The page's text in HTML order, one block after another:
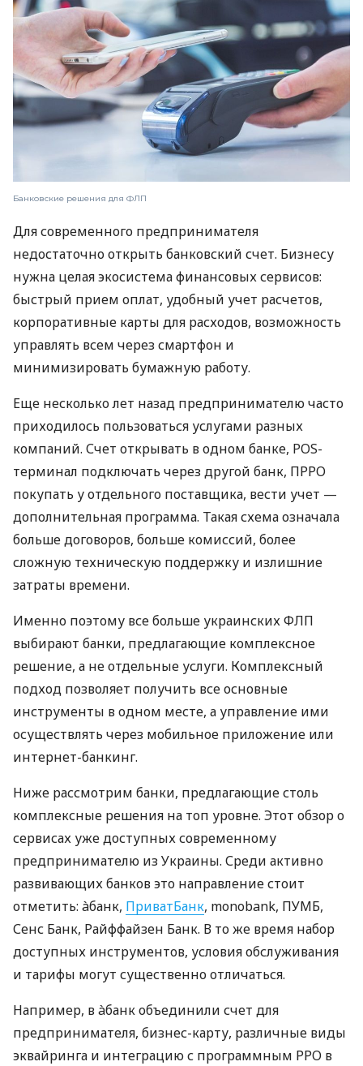
Банковские решения для ФЛП
Для современного предпринимателя
недостаточно открыть банковский счет. Бизнесу
нужна целая экосистема финансовых сервисов:
быстрый прием оплат, удобный учет расчетов,
корпоративные карты для расходов, возможность
управлять всем через смартфон и
минимизировать бумажную работу.
Еще несколько лет назад предпринимателю часто
приходилось пользоваться услугами разных
компаний. Счет открывать в одном банке, POS-
терминал подключать через другой банк, ПРРО
покупать у отдельного поставщика, вести учет —
дополнительная программа. Такая схема означала
больше договоров, больше комиссий, более
сложную техническую поддержку и излишние
затраты времени.
Именно поэтому все больше украинских ФЛП
выбирают банки, предлагающие комплексное
решение, а не отдельные услуги. Комплексный
подход позволяет получить все основные
инструменты в одном месте, а управление ими
осуществлять через мобильное приложение или
интернет-банкинг.
Ниже рассмотрим банки, предлагающие столь
комплексные решения на топ уровне. Этот обзор о
сервисах уже доступных современному
предпринимателю из Украины. Среди активно
развивающих банков это направление стоит
отметить: àбанк, ПриватБанк, monobank, ПУМБ,
Сенс Банк, Райффайзен Банк. В то же время набор
доступных инструментов, условия обслуживания
и тарифы могут существенно отличаться.
Например, в àбанк объединили счет для
предпринимателя, бизнес-карту, различные виды
эквайринга и интеграцию с программным РРО в